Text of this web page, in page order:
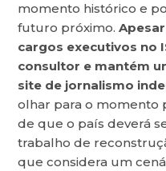
momento histórico e
futuro próximo.
cargos executivos no
consultor e mantém
site de jornalismo
olhar para o momento
de que o país deverá
trabalho de
que considera um